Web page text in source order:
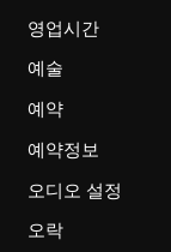
영업시간
예술
예약
예약정보
오디오 설정
오락